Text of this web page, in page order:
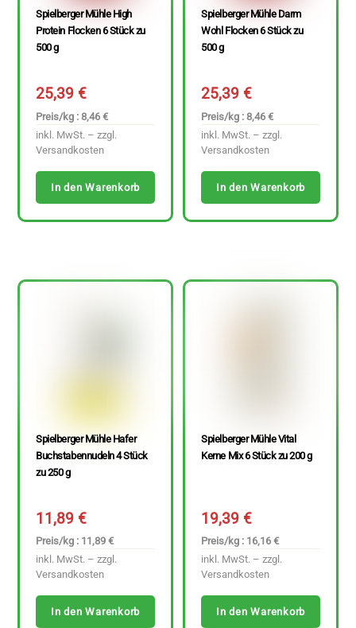
Spielberger Mühle High
Protein Flocken 6 Stück zu
500 g
25,39€
Preis/kg : 8,46 €
inkl. MwSt. – zzgl.
Versandkosten
In den Warenkorb
Spielberger Mühle Darm
Wohl Flocken 6 Stück zu
500 g
25,39€
Preis/kg : 8,46 €
inkl. MwSt. – zzgl.
Versandkosten
In den Warenkorb
Spielberger Mühle Hafer
Buchstabennudeln 4 Stück
zu 250 g
11,89€
Preis/kg : 11,89 €
inkl. MwSt. – zzgl.
Versandkosten
In den Warenkorb
Spielberger Mühle Vital
Kerne Mix 6 Stück zu 200 g
19,39€
Preis/kg : 16,16 €
inkl. MwSt. – zzgl.
Versandkosten
In den Warenkorb